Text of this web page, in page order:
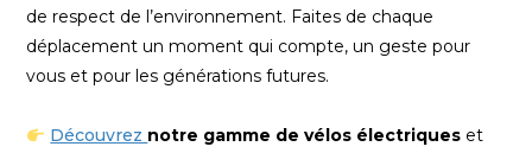
de respect de l’environnement. Faites de chaque
déplacement un moment qui compte, un geste pour
vous et pour les générations futures.
Découvrez notre gamme de vélos électriques et